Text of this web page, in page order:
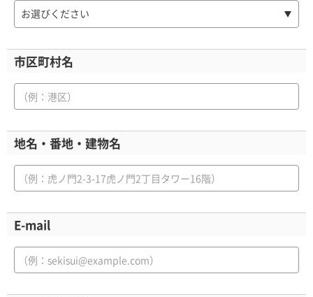
お選びください
市区町村名
地名・番地・建物名
E-mail